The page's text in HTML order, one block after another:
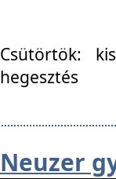
Csütörtök:
hegesztés
Neuzer